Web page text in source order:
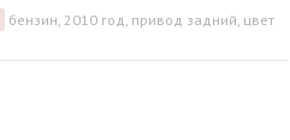
бензин, 2010 год, привод задний, цвет